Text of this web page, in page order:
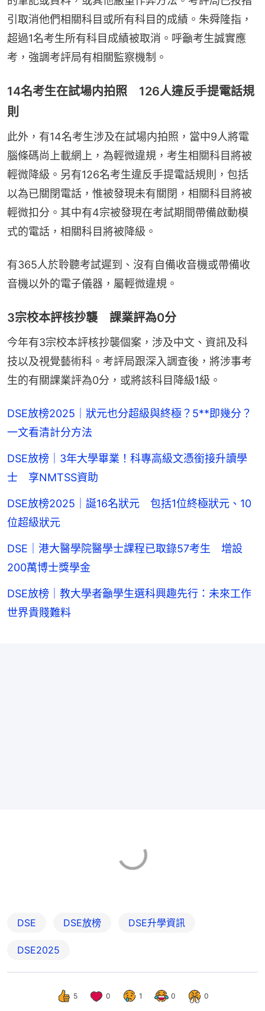
引取消他們相關科目或所有科目的成績。朱舜隆指，
超過1名考生所有科目成績被取消。呼籲考生誠實應
考，強調考評局有相關監察機制。
14名考生在試場内拍照 126人違反手提電話規
則
此外，有14名考生涉及在試場内拍照，當中9人將電
腦條碼尚上載網上，為輕微違規，考生相關科目將被
輕微降級。另有126名考生違反手提電話規則，包括
以為已關閉電話，惟被發現未有關閉，相關科目將被
輕微扣分。其中有4宗被發現在考試期間帶備啟動模
式的電話，相關科目將被降級。
有365人於聆聽考試遲到、沒有自備收音機或帶備收
音機以外的電子儀器，屬輕微違規。
3宗校本評核抄襲 課業評為0分
今年有3宗校本評核抄襲個案，涉及中文、資訊及科
技以及視覺藝術科。考評局跟深入調查後，將涉事考
生的有關課業評為0分，或將該科目降級1級。
DSE放榜2025｜狀元也分超級與終極？5**即幾分？
一文看清計分方法
DSE放榜｜3年大學畢業！科專高級文憑銜接升讀學
士 享NMTSS資助
DSE放榜2025｜誕16名狀元 包括1位終極狀元、10
位超級狀元
DSE｜港大醫學院醫學士課程已取錄57考生 增設
200萬博士獎學金
DSE放榜｜教大學者籲學生選科興趣先行：未來工作
世界貴賤難料
DSE DSE放榜 DSE升學資訊
DSE2025
5 0 1 0 0